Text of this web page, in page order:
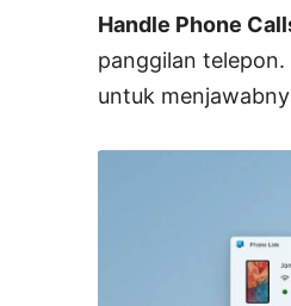
Handle Phone
panggilan
untuk